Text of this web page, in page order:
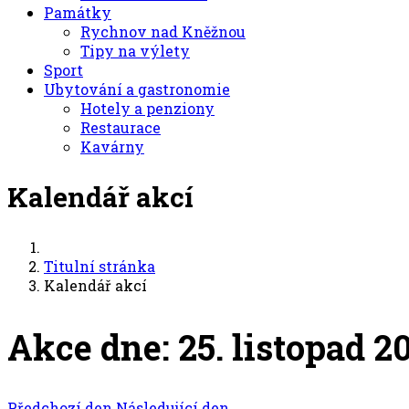
Památky
Rychnov nad Kněžnou
Tipy na výlety
Sport
Ubytování a gastronomie
Hotely a penziony
Restaurace
Kavárny
Kalendář akcí
Titulní stránka
Kalendář akcí
Akce dne: 25. listopad